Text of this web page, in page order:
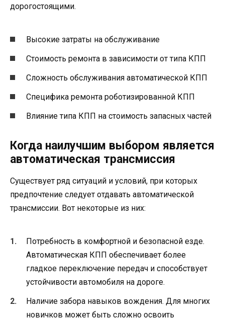
дорогостоящими.
Высокие затраты на обслуживание
Стоимость ремонта в зависимости от типа КПП
Сложность обслуживания автоматической КПП
Специфика ремонта роботизированной КПП
Влияние типа КПП на стоимость запасных частей
Когда наилучшим выбором является
автоматическая трансмиссия
Существует ряд ситуаций и условий, при которых
предпочтение следует отдавать автоматической
трансмиссии. Вот некоторые из них:
Потребность в комфортной и безопасной езде.
Автоматическая КПП обеспечивает более
гладкое переключение передач и способствует
устойчивости автомобиля на дороге.
Наличие забора навыков вождения. Для многих
новичков может быть сложно освоить